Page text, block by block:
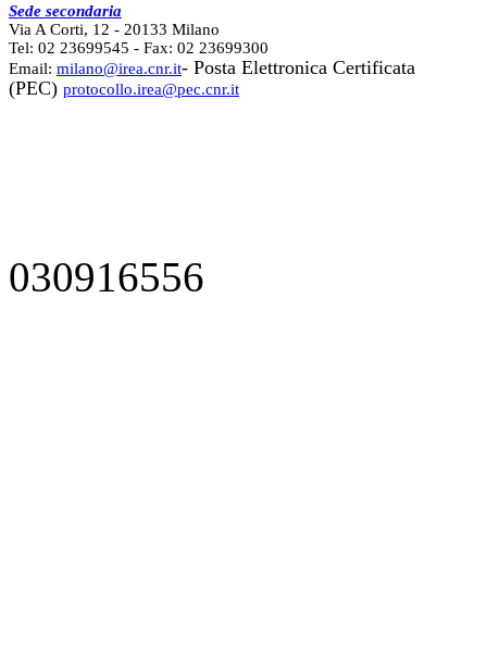
Sede secondaria
Via A Corti, 12 - 20133 Milano
Tel: 02 23699545 - Fax: 02 23699300
Email: milano@irea.cnr.it- Posta Elettronica Certificata
(PEC) protocollo.irea@pec.cnr.it
030916556